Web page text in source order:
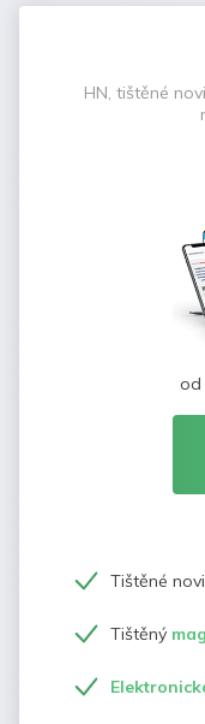
HN, tištěné
od
Tištěné
Tištěný